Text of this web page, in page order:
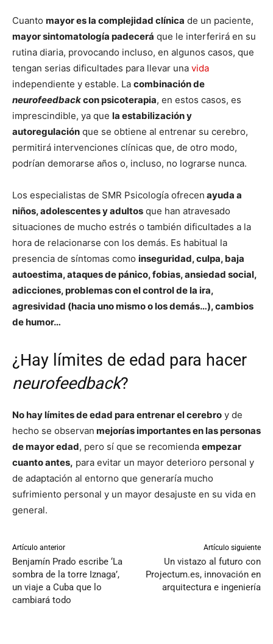
Cuanto mayor es la complejidad clínica de un paciente,
mayor sintomatología padecerá que le interferirá en su
rutina diaria, provocando incluso, en algunos casos, que
tengan serias dificultades para llevar una vida
independiente y estable. La combinación de
neurofeedbackcon psicoterapia, en estos casos, es
imprescindible, ya que la estabilización y
autoregulación que se obtiene al entrenar su cerebro,
permitirá intervenciones clínicas que, de otro modo,
podrían demorarse años o, incluso, no lograrse nunca.
Los especialistas de SMR Psicología ofrecen ayuda a
niños, adolescentes y adultos que han atravesado
situaciones de mucho estrés o también dificultades a la
hora de relacionarse con los demás. Es habitual la
presencia de síntomas como inseguridad, culpa, baja
autoestima, ataques de pánico, fobias, ansiedad social,
adicciones, problemas con el control de la ira,
agresividad (hacia uno mismo o los demás…), cambios
de humor…
¿Hay límites de edad para hacer
neurofeedback?
No hay límites de edad para entrenar el cerebro y de
hecho se observan mejorías importantes en las personas
de mayor edad, pero sí que se recomienda empezar
cuanto antes, para evitar un mayor deterioro personal y
de adaptación al entorno que generaría mucho
sufrimiento personal y un mayor desajuste en su vida en
general.
Artículo anterior
Benjamín Prado escribe ‘La
sombra de la torre Iznaga’,
un viaje a Cuba que lo
cambiará todo
Artículo siguiente
Un vistazo al futuro con
Projectum.es, innovación en
arquitectura e ingeniería